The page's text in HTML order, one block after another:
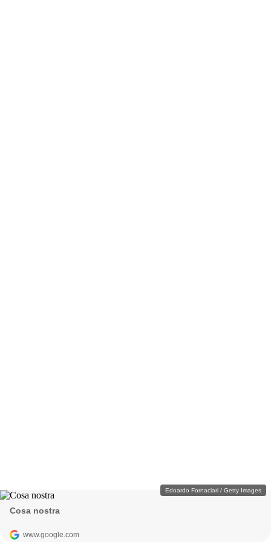
Edoardo Fornaciari / Getty Images
Cosa nostra
www.google.com